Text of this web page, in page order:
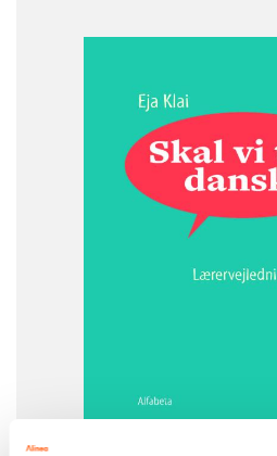
Lærervejledning
9788723559203